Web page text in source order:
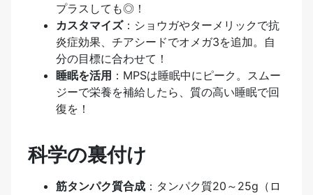
プラスしても◎！
カスタマイズ：ショウガやターメリックで抗
炎症効果、チアシードでオメガ3を追加。自
分の目標に合わせて！
睡眠を活用 ：MPSは睡眠中にピーク。スムー
ジーで栄養を補給したら、質の高い睡眠で回
復を！
科学の裏付け
筋タンパク質合成 ：タンパク質20～25g（ロ